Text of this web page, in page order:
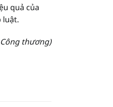
quả của
luật.
Công thương)